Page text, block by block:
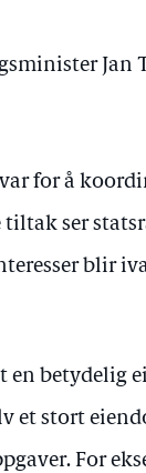
Jan
for å
ser
blir
en betydelig
et stort
For